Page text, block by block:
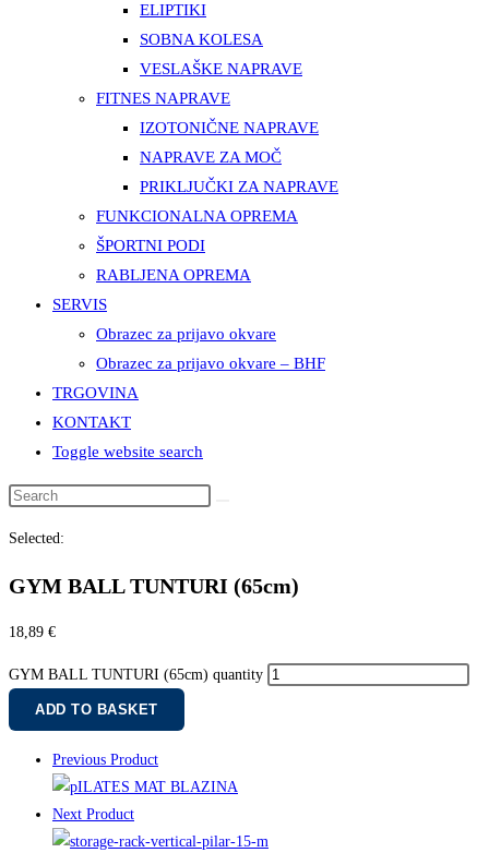
ELIPTIKI
SOBNA KOLESA
VESLAŠKE NAPRAVE
FITNES NAPRAVE
IZOTONIČNE NAPRAVE
NAPRAVE ZA MOČ
PRIKLJUČKI ZA NAPRAVE
FUNKCIONALNA OPREMA
ŠPORTNI PODI
RABLJENA OPREMA
SERVIS
Obrazec za prijavo okvare
Obrazec za prijavo okvare – BHF
TRGOVINA
KONTAKT
Toggle website search
Selected:
GYM BALL TUNTURI (65cm)
18,89 €
GYM BALL TUNTURI (65cm) quantity
ADD TO BASKET
Previous Product
Next Product